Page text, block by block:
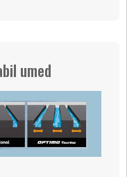
umed